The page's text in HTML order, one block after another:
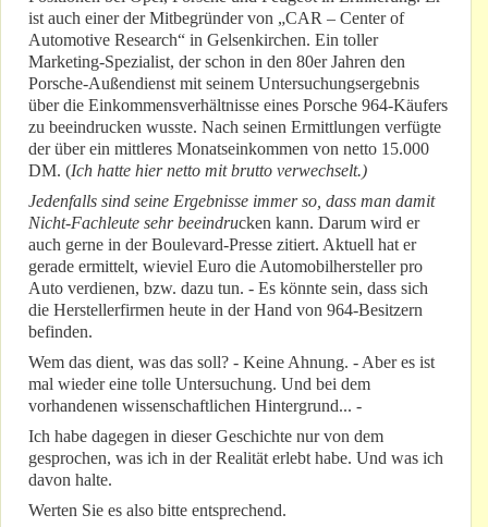
ist auch einer der Mitbegründer von „CAR – Center of
Automotive Research“ in Gelsenkirchen. Ein toller
Marketing-Spezialist, der schon in den 80er Jahren den
Porsche-Außendienst mit seinem Untersuchungsergebnis
über die Einkommensverhältnisse eines Porsche 964-Käufers
zu beeindrucken wusste. Nach seinen Ermittlungen verfügte
der über ein mittleres Monatseinkommen von netto 15.000
DM. (Ich hatte hier netto mit brutto verwechselt.)
Jedenfalls sind seine Ergebnisse immer so, dass man damit
Nicht-Fachleute sehrbeeindrucken kann. Darum wird er
auch gerne in der Boulevard-Presse zitiert. Aktuell hat er
gerade ermittelt, wieviel Euro die Automobilhersteller pro
Auto verdienen, bzw. dazu tun. - Es könnte sein, dass sich
die Herstellerfirmen heute in der Hand von 964-Besitzern
befinden.
Wem das dient, was das soll? - Keine Ahnung. - Aber es ist
mal wieder eine tolle Untersuchung. Und bei dem
vorhandenen wissenschaftlichen Hintergrund... -
Ich habe dagegen in dieser Geschichte nur von dem
gesprochen, was ich in der Realität erlebt habe. Und was ich
davon halte.
Werten Sie es also bitte entsprechend.